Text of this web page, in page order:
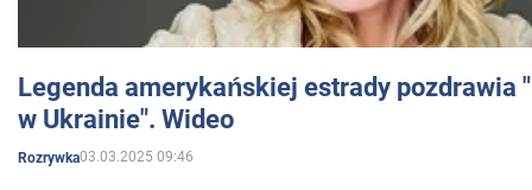
Legenda amerykańskiej estrady pozdrawia
w Ukrainie". Wideo
Rozrywka03.03.2025 09:46